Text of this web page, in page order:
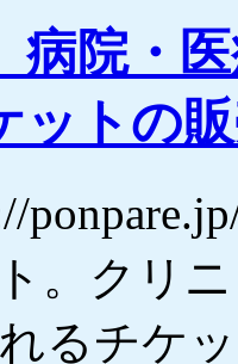
病院・
ットの
。クリ
るチケ